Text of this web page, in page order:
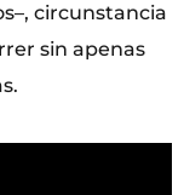
circunstancia
sin apenas